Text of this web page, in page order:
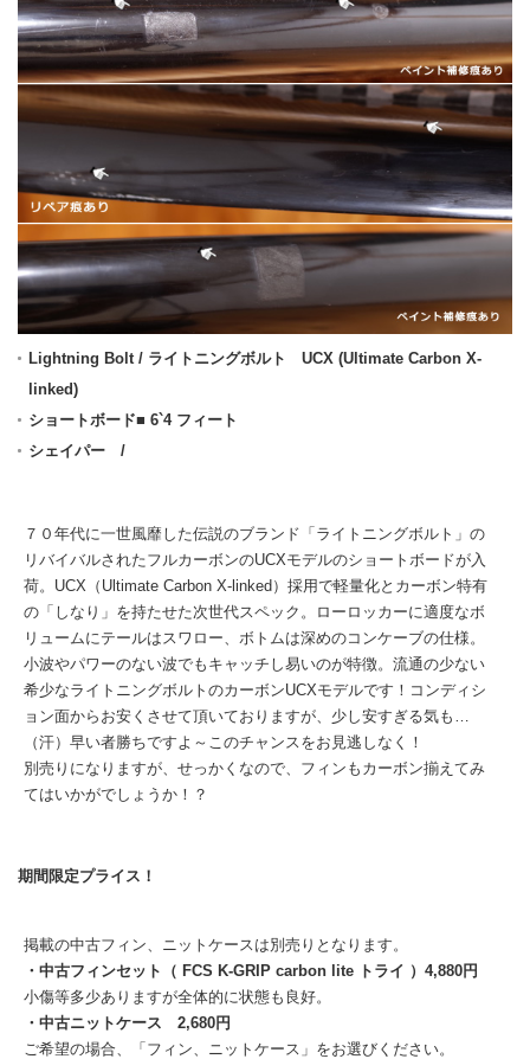
Lightning Bolt / ライトニングボルト UCX (Ultimate Carbon X-
linked)
ショートボード■ 6`4 フィート
シェイパー /
７０年代に一世風靡した伝説のブランド「ライトニングボルト」の
リバイバルされたフルカーボンのUCXモデルのショートボードが入
荷。UCX（Ultimate Carbon X-linked）採用で軽量化とカーボン特有
の「しなり」を持たせた次世代スペック。ローロッカーに適度なボ
リュームにテールはスワロー、ボトムは深めのコンケーブの仕様。
小波やパワーのない波でもキャッチし易いのが特徴。流通の少ない
希少なライトニングボルトのカーボンUCXモデルです！コンディシ
ョン面からお安くさせて頂いておりますが、少し安すぎる気も…
（汗）早い者勝ちですよ～このチャンスをお見逃しなく！
別売りになりますが、せっかくなので、フィンもカーボン揃えてみ
てはいかがでしょうか！？
期間限定プライス！
掲載の中古フィン、ニットケースは別売りとなります。
・中古フィンセット（ FCS K-GRIP carbon lite トライ ）4,880円
小傷等多少ありますが全体的に状態も良好。
・中古ニットケース 2,680円
ご希望の場合、「フィン、ニットケース」をお選びください。